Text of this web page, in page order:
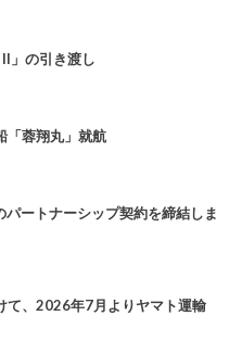
」の引き渡し
「蓉翔丸」就航
ートナーシップ契約を締結しま
て、2026年7月よりヤマト運輸